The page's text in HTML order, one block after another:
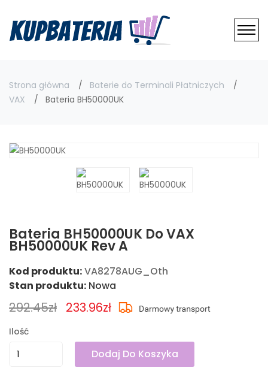
Strona główna
Baterie do Terminali Płatniczych
VAX
Bateria BH50000UK
Bateria BH50000UK Do VAX
BH50000UK Rev A
Kod produktu:VA8278AUG_Oth
Stan produktu: Nowa
292.45zł 233.96zł
Ilość
Dodaj Do Koszyka